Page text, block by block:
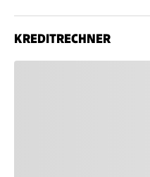
KREDITRECHNER